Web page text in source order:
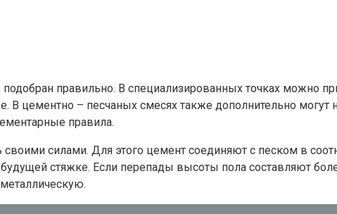
правильно. В специализированных точках можно
цементно – песчаных смесях также дополнительно могут
правила.
силами. Для этого цемент соединяют с песком в
стяжке. Если перепады высоты пола составляют